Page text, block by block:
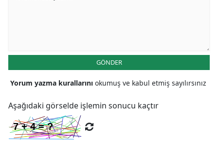
GÖNDER
Yorum yazma kurallarını okumuş ve kabul etmiş sayılırsınız
Aşağıdaki görselde işlemin sonucu kaçtır